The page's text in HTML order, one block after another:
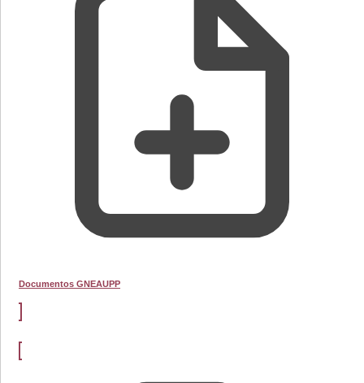
Documentos GNEAUPP